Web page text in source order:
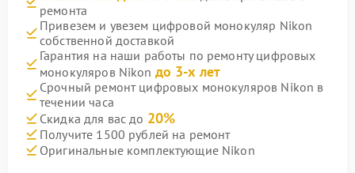
ремонта
Привезем и увезем цифровой монокуляр Nikon
собственной доставкой
Гарантия на наши работы по ремонту цифровых
монокуляров Nikon до 3-х лет
Срочный ремонт цифровых монокуляров Nikon в
течении часа
Скидка для вас до 20%
Получите 1500 рублей на ремонт
Оригинальные комплектующие Nikon